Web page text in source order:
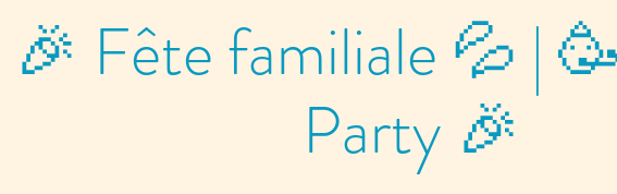
🎉 Fête familiale 💦 |
Party 🎉